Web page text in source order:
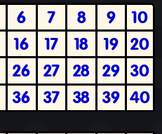
6 7 8 9
10
16 17 18 19 20
26 27 28 29 30
36 37 38 39 40